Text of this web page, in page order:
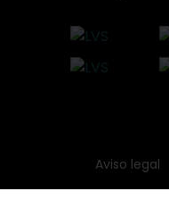
Aviso legal